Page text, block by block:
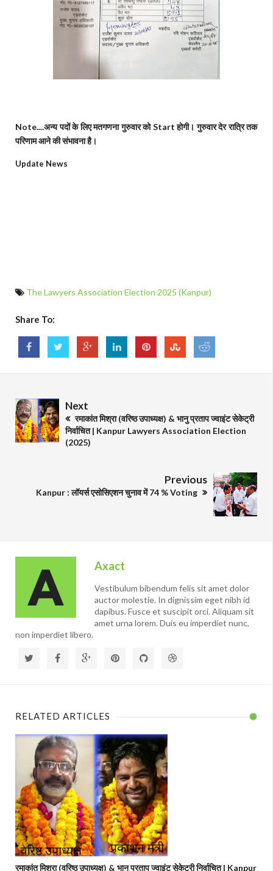
Note....अन्य पदों के लिए मतगणना गुरुवार को Start होगी। गुरुवार देर रात्रि तक
परिणाम आने की संभावना है।
Update News
The Lawyers Association Election 2025 (Kanpur)
Share To:
Next
रमाकांत मिश्रा (वरिष्ठ उपाध्यक्ष) & भानु प्रताप ज्वाइंट सेकेट्री
निर्वाचित | Kanpur Lawyers Association Election
(2025)
Previous
Kanpur : लॉयर्स एसोसिएशन चुनाव में 74 % Voting
Axact
Vestibulum bibendum felis sit amet dolor
auctor molestie. In dignissim eget nibh id
dapibus. Fusce et suscipit orci. Aliquam sit
amet urna lorem. Duis eu imperdiet nunc,
non imperdiet libero.
RELATED ARTICLES
रमाकांत मिश्रा (वरिष्ठ उपाध्यक्ष) & भानु प्रताप ज्वाइंट सेकेट्री निर्वाचित | Kanpur